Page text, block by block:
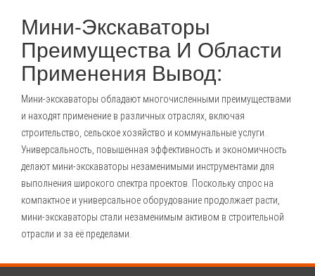
Мини-Экскаваторы
Преимущества И Области
Применения Вывод:
Мини-экскаваторы обладают многочисленными преимуществами
и находят применение в различных отраслях, включая
строительство, сельское хозяйство и коммунальные услуги.
Универсальность, повышенная эффективность и экономичность
делают мини-экскаваторы незаменимыми инструментами для
выполнения широкого спектра проектов. Поскольку спрос на
компактное и универсальное оборудование продолжает расти,
мини-экскаваторы стали незаменимым активом в строительной
отрасли и за её пределами.